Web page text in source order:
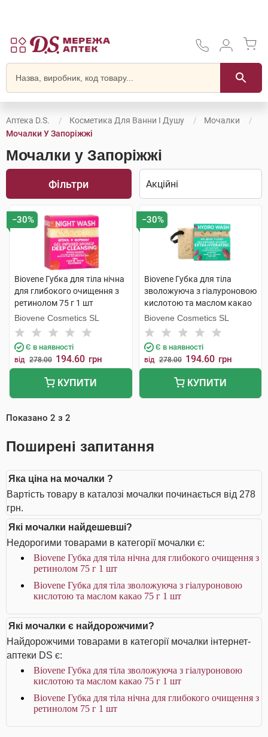
Аптека D.S. Косметика Для Ванни І Душу
Мочалки
Мочалки У Запоріжжі
Мочалки у Запоріжжі
Фільтри
−30%
Biovene Губка для тіла нічна
для глибокого очищення з
ретинолом 75 г 1 шт
Biovene Cosmetics SL
Є в наявності
від 278.00 194.60 грн
КУПИТИ
−30%
Biovene Губка для тіла
зволожуюча з гіалуроновою
кислотою та маслом какао
75 г 1 шт
Biovene Cosmetics SL
Є в наявності
від 278.00 194.60 грн
КУПИТИ
Показано 2 з 2
Поширені запитання
Яка ціна на мочалки ?
Вартість товару в каталозі мочалки починається від 278
грн.
Які мочалки найдешевші?
Недорогими товарами в категорії мочалки є:
Biovene Губка для тіла нічна для глибокого очищення з
ретинолом 75 г 1 шт
Biovene Губка для тіла зволожуюча з гіалуроновою
кислотою та маслом какао 75 г 1 шт
Які мочалки є найдорожчими?
Найдорожчими товарами в категорії мочалки інтернет-
аптеки DS є:
Biovene Губка для тіла зволожуюча з гіалуроновою
кислотою та маслом какао 75 г 1 шт
Biovene Губка для тіла нічна для глибокого очищення з
ретинолом 75 г 1 шт